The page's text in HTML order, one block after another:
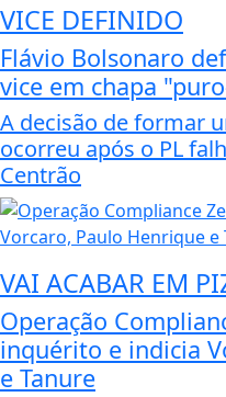
VICE DEFINIDO
Flávio Bolsonaro
vice em chapa
A decisão de formar
ocorreu após o PL
Centrão
VAI ACABAR EM
Operação
inquérito e indicia
e Tanure